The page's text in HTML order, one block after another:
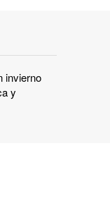
invierno
y